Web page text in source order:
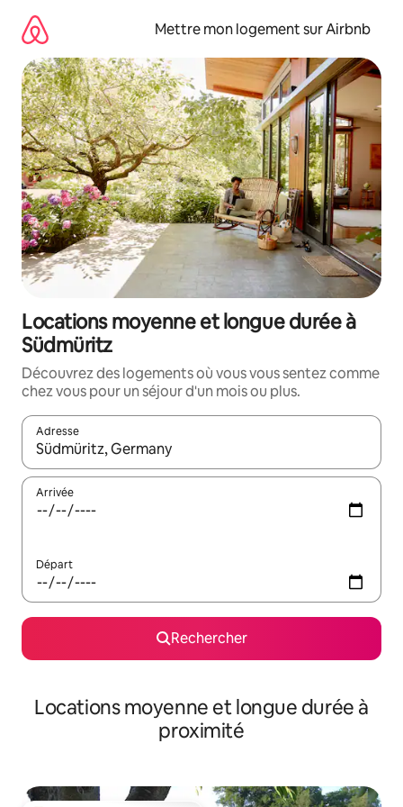
directement
contenu
Mettre mon logement sur Airbnb
Locations moyenne et longue durée à
Südmüritz
Découvrez des logements où vous vous sentez comme
chez vous pour un séjour d'un mois ou plus.
Adresse
Lorsque les résultats s'affichent, utilisez les flèches vers le
Arrivée
Départ
Rechercher
Locations moyenne et longue durée à
proximité